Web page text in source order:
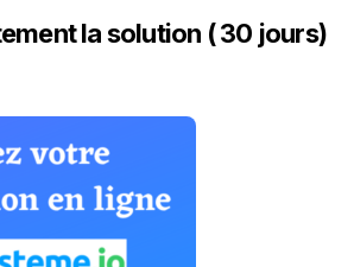
la solution ( 30 jours)